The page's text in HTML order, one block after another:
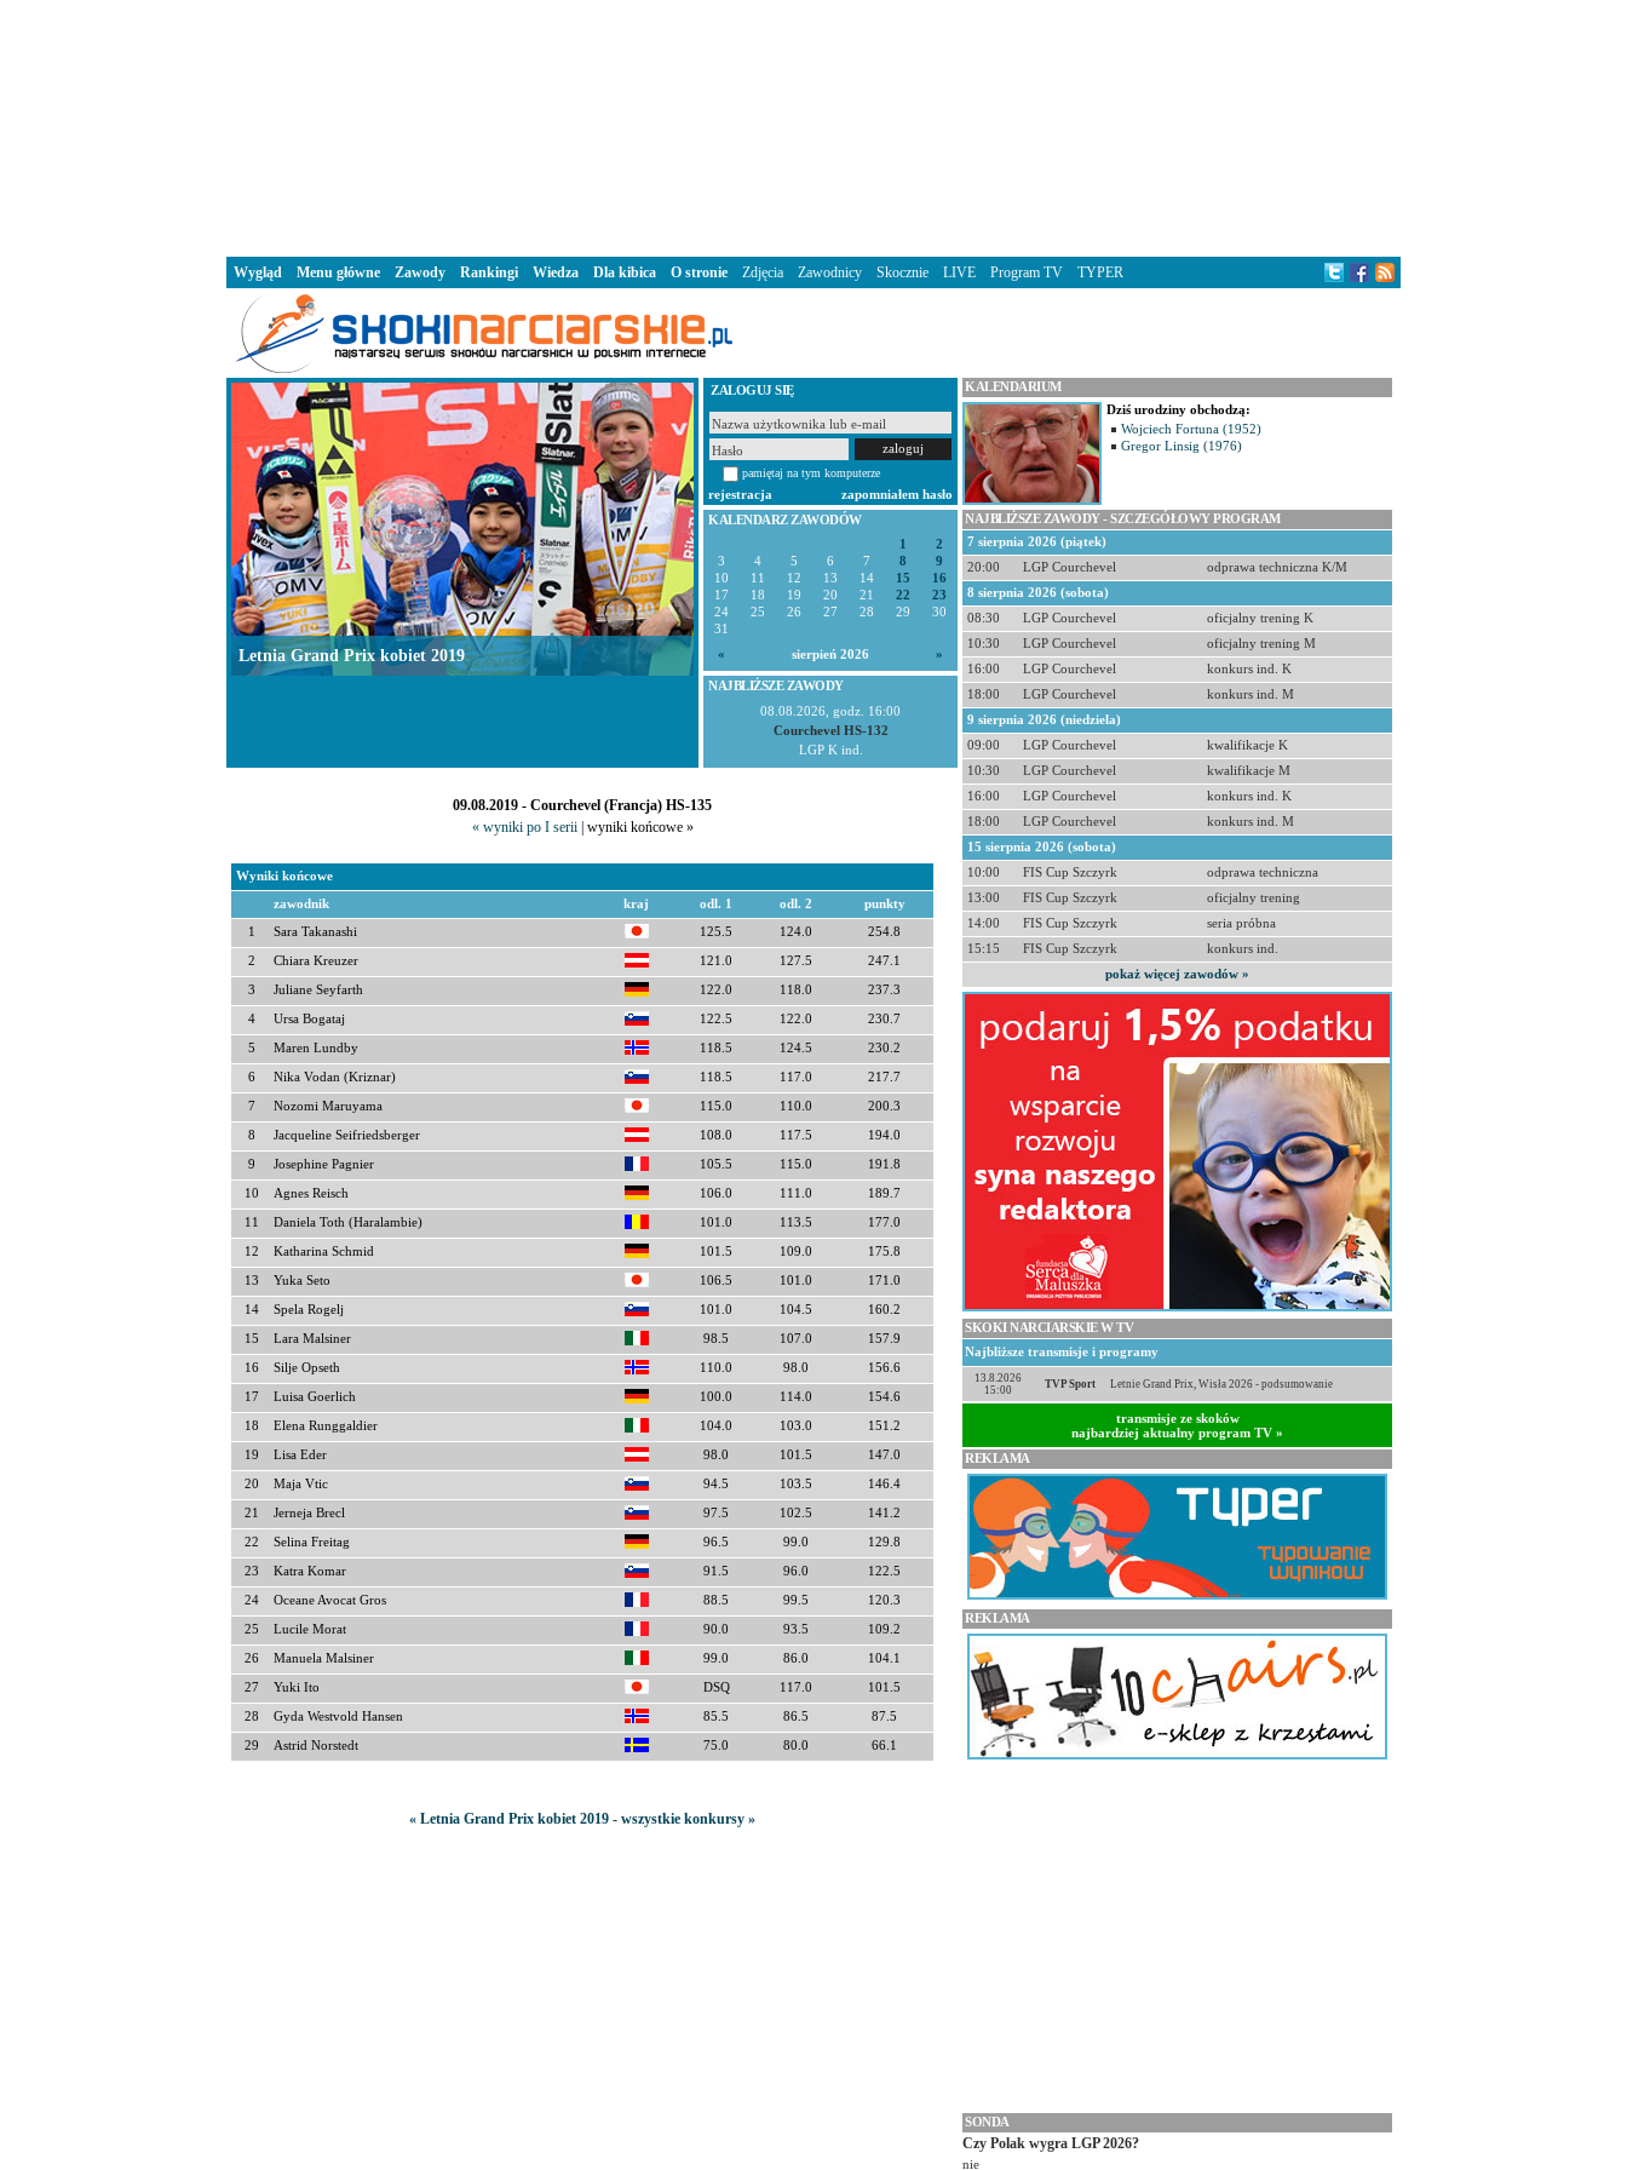
ZALOGUJ SIĘ
pamiętaj na tym komputerze
rejestracja
zapomniałem hasło
KALENDARZ ZAWODÓW
1
2
3
4 5 6 7 8
9
10
11 12 13 14 15
16
17
18 19 20 21 22
23
24
25 26 27 28 29
30
31
«
sierpień 2026 »
NAJBLIŻSZE ZAWODY
08.08.2026, godz. 16:00
Courchevel HS-132
LGP K ind.
09.08.2019 - Courchevel (Francja) HS-135
« wyniki po I serii| wyniki końcowe »
Wyniki końcowe
zawodnik kraj odl. 1 odl. 2 punkty
1 Sara Takanashi 125.5 124.0 254.8
2 Chiara Kreuzer 121.0 127.5 247.1
3 Juliane Seyfarth 122.0 118.0 237.3
4 Ursa Bogataj 122.5 122.0 230.7
5 Maren Lundby 118.5 124.5 230.2
6 Nika Vodan (Kriznar) 118.5 117.0 217.7
7 Nozomi Maruyama 115.0 110.0 200.3
8 Jacqueline Seifriedsberger 108.0 117.5 194.0
9 Josephine Pagnier 105.5 115.0 191.8
10 Agnes Reisch 106.0 111.0 189.7
11 Daniela Toth (Haralambie) 101.0 113.5 177.0
12 Katharina Schmid 101.5 109.0 175.8
13 Yuka Seto 106.5 101.0 171.0
14 Spela Rogelj 101.0 104.5 160.2
15 Lara Malsiner 98.5 107.0 157.9
16 Silje Opseth 110.0 98.0 156.6
17 Luisa Goerlich 100.0 114.0 154.6
18 Elena Runggaldier 104.0 103.0 151.2
19 Lisa Eder 98.0 101.5 147.0
20 Maja Vtic 94.5 103.5 146.4
21 Jerneja Brecl 97.5 102.5 141.2
22 Selina Freitag 96.5 99.0 129.8
23 Katra Komar 91.5 96.0 122.5
24 Oceane Avocat Gros 88.5 99.5 120.3
25 Lucile Morat 90.0 93.5 109.2
26 Manuela Malsiner 99.0 86.0 104.1
27 Yuki Ito DSQ 117.0 101.5
28 Gyda Westvold Hansen 85.5 86.5 87.5
29 Astrid Norstedt 75.0 80.0 66.1
« Letnia Grand Prix kobiet 2019 - wszystkie konkursy »
Letnia Grand Prix kobiet 2019
KALENDARIUM
Dziś urodziny obchodzą:
Wojciech Fortuna (1952)
Gregor Linsig (1976)
NAJBLIŻSZE ZAWODY - SZCZEGÓŁOWY PROGRAM
7 sierpnia 2026 (piątek)
20:00
LGP Courchevel
odprawa techniczna K/M
8 sierpnia 2026 (sobota)
08:30
LGP Courchevel
oficjalny trening K
10:30
LGP Courchevel
oficjalny trening M
16:00
LGP Courchevel
konkurs ind. K
18:00
LGP Courchevel
konkurs ind. M
9 sierpnia 2026 (niedziela)
09:00
LGP Courchevel
kwalifikacje K
10:30
LGP Courchevel
kwalifikacje M
16:00
LGP Courchevel
konkurs ind. K
18:00
LGP Courchevel
konkurs ind. M
15 sierpnia 2026 (sobota)
10:00
FIS Cup Szczyrk
odprawa techniczna
13:00
FIS Cup Szczyrk
oficjalny trening
14:00
FIS Cup Szczyrk
seria próbna
15:15
FIS Cup Szczyrk
konkurs ind.
pokaż więcej zawodów »
SKOKI NARCIARSKIE W TV
Najbliższe transmisje i programy
13.8.2026
15:00
TVP Sport Letnie Grand Prix, Wisła 2026 - podsumowanie
transmisje ze skoków
najbardziej aktualny program TV »
REKLAMA
REKLAMA
SONDA
Czy Polak wygra LGP 2026?
nie
Wygląd Menu główne Zawody Rankingi Wiedza Dla kibica O stronie Zdjęcia Zawodnicy Skocznie LIVE Program TV TYPER